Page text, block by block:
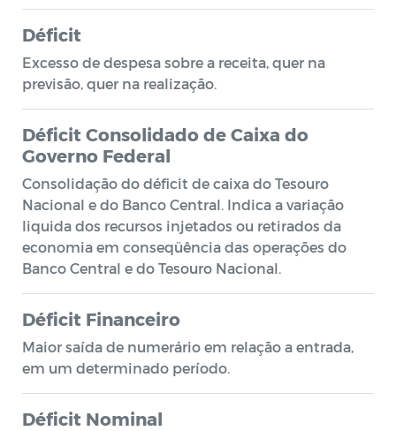
Déficit
Excesso de despesa sobre a receita, quer na
previsão, quer na realização.
Déficit Consolidado de Caixa do
Governo Federal
Consolidação do déficit de caixa do Tesouro
Nacional e do Banco Central. Indica a variação
liquida dos recursos injetados ou retirados da
economia em conseqüência das operações do
Banco Central e do Tesouro Nacional.
Déficit Financeiro
Maior saída de numerário em relação a entrada,
em um determinado período.
Déficit Nominal